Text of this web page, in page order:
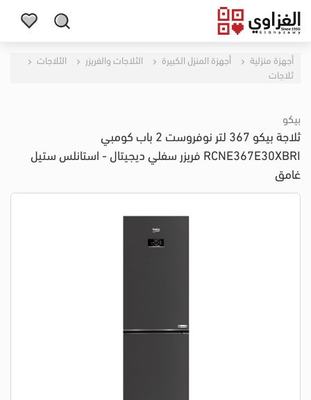
أجهزة منزلية أجهزة المنزل الكبيرة الثلاجات والفريزر
الثلاجات
ثلاجات
بيكو
ثلاجة بيكو 367 لتر نوفروست 2 باب كومبي
RCNE367E30XBRI فريزر سفلي ديجيتال - استانلس ستيل
غامق